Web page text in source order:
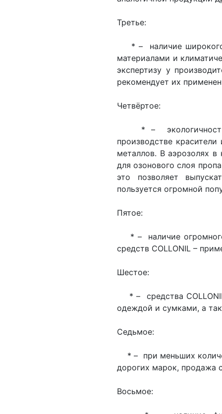
Третье:
* – наличие широкого
материалами и
экспертизу у
рекомендует их
Четвёртое:
* – экологичность
производстве
металлов. В аэрозолях в
для озонового слоя
это позволяет
пользуется огромной
Пятое:
* – наличие
средств COLLONIL –
Шестое:
* – средства
одеждой и сумками, а
Седьмое:
* – при меньших
дорогих марок, продажа
Восьмое: